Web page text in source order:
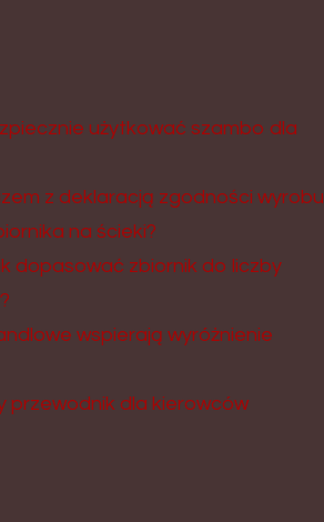
użytkować szambo dla
z deklaracją zgodności wyrobu
na ścieki?
dopasować zbiornik do liczby
wspierają wyróżnienie
przewodnik dla kierowców